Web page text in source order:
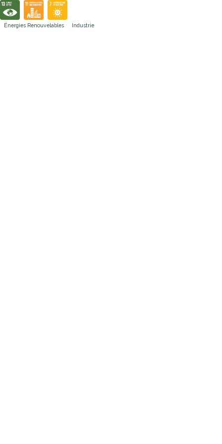
Énergies Renouvelables Industrie